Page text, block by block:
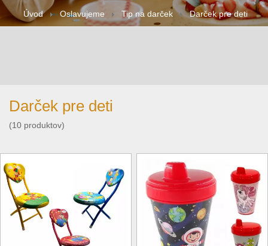
Úvod Oslavujeme Tip na darček Darček pre deti
Darček pre deti
(10 produktov)